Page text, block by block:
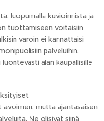
luopumalla kuvioinnista ja
tuottamiseen voitaisiin
varoin ei kannattaisi
palveluihin.
alan kaupallisille
mutta ajantasaisen
Ne olisivat siinä